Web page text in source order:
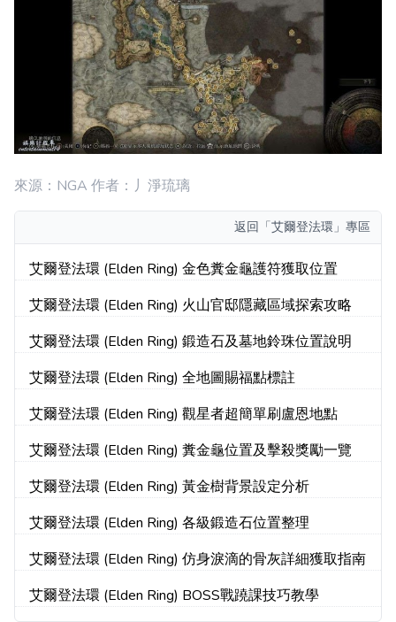
來源：NGA 作者：丿淨琉璃
返回 「艾爾登法環」專區
艾爾登法環 (Elden Ring) 金色糞金龜護符獲取位置
艾爾登法環 (Elden Ring) 火山官邸隱藏區域探索攻略
艾爾登法環 (Elden Ring) 鍛造石及墓地鈴珠位置說明
艾爾登法環 (Elden Ring) 全地圖賜福點標註
艾爾登法環 (Elden Ring) 觀星者超簡單刷盧恩地點
艾爾登法環 (Elden Ring) 糞金龜位置及擊殺獎勵一覽
艾爾登法環 (Elden Ring) 黃金樹背景設定分析
艾爾登法環 (Elden Ring) 各級鍛造石位置整理
艾爾登法環 (Elden Ring) 仿身淚滴的骨灰詳細獲取指南
艾爾登法環 (Elden Ring) BOSS戰蹺課技巧教學